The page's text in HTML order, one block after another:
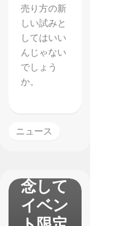
売り方の新
しい試みと
してはいい
んじゃない
でしょう
か。
ニュース
【新・
世界樹
の迷
宮】発
念して
イベン